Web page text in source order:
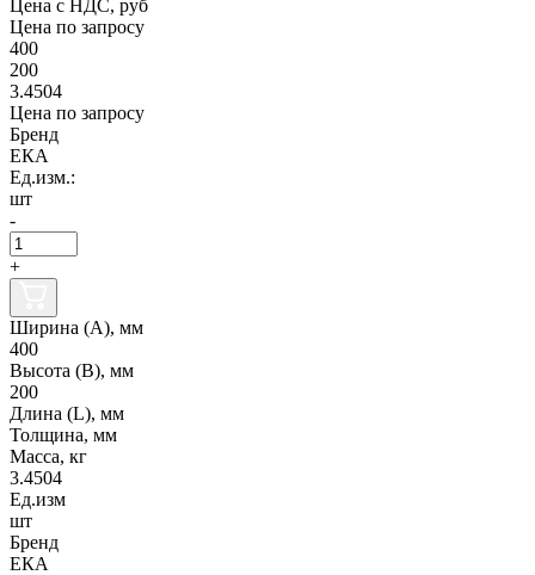
Цена с НДС, руб
Цена по запросу
400
200
3.4504
Цена по запросу
Бренд
ЕКА
Ед.изм.:
шт
-
+
Ширина (А), мм
400
Высота (В), мм
200
Длина (L), мм
Толщина, мм
Масса, кг
3.4504
Ед.изм
шт
Бренд
ЕКА